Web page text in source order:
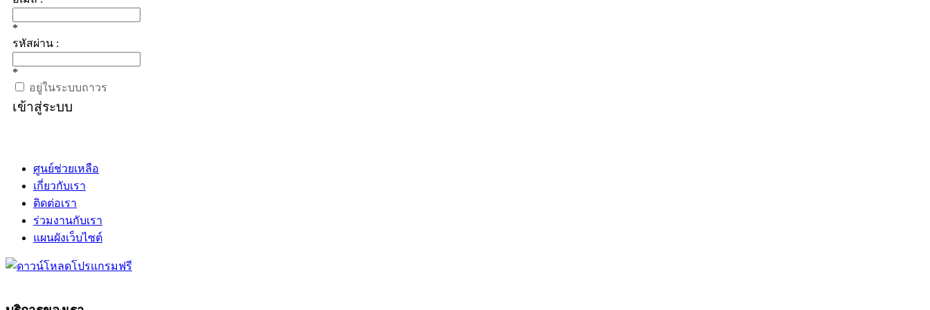
*
รหัสผ่าน :
*
อยู่ในระบบถาวร
เข้าสู่ระบบ
ศูนย์ช่วยเหลือ
เกี่ยวกับเรา
ติดต่อเรา
ร่วมงานกับเรา
แผนผังเว็บไซต์